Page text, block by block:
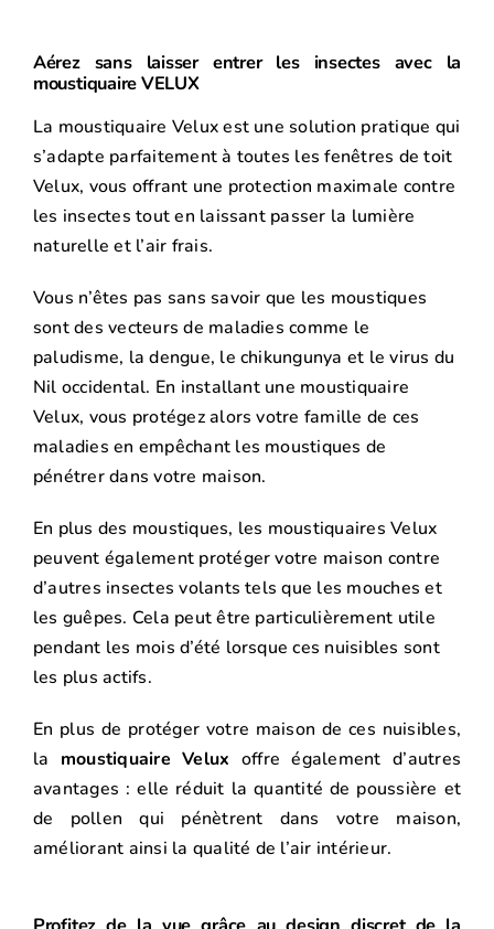
Aérez sans laisser entrer les insectes avec la
moustiquaire VELUX
La moustiquaire Velux est une solution pratique qui
s’adapte parfaitement à toutes les fenêtres de toit
Velux, vous offrant une protection maximale contre
les insectes tout en laissant passer la lumière
naturelle et l’air frais.
Vous n’êtes pas sans savoir que les moustiques
sont des vecteurs de maladies comme le
paludisme, la dengue, le chikungunya et le virus du
Nil occidental. En installant une moustiquaire
Velux, vous protégez alors votre famille de ces
maladies en empêchant les moustiques de
pénétrer dans votre maison.
En plus des moustiques, les moustiquaires Velux
peuvent également protéger votre maison contre
d’autres insectes volants tels que les mouches et
les guêpes. Cela peut être particulièrement utile
pendant les mois d’été lorsque ces nuisibles sont
les plus actifs.
En plus de protéger votre maison de ces nuisibles,
la moustiquaire Velux offre également d’autres
avantages : elle réduit la quantité de poussière et
de pollen qui pénètrent dans votre maison,
améliorant ainsi la qualité de l’air intérieur.